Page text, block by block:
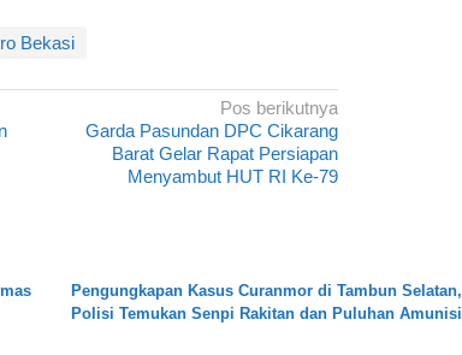
Bekasi
Pos berikutnya
Garda Pasundan DPC Cikarang
Barat Gelar Rapat Persiapan
Menyambut HUT RI Ke-79
Pengungkapan Kasus Curanmor di Tambun Selatan,
Polisi Temukan Senpi Rakitan dan Puluhan Amunisi